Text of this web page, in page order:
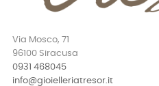
Via Mosco, 71
96100 Siracusa
0931 468045
info@gioielleriatresor.it